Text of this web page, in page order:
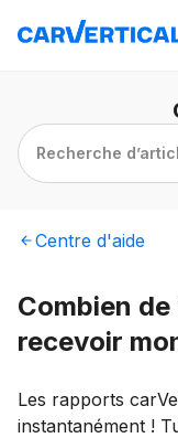
Recherche
Centre d'aide
Combien
recevoir
Les rapports
instantanément !